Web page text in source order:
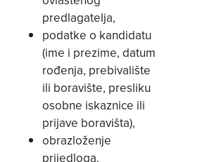
predlagatelja,
podatke o kandidatu
(ime i prezime, datum
rođenja, prebivalište
ili boravište, presliku
osobne iskaznice ili
prijave boravišta),
obrazloženje
prijedloga.